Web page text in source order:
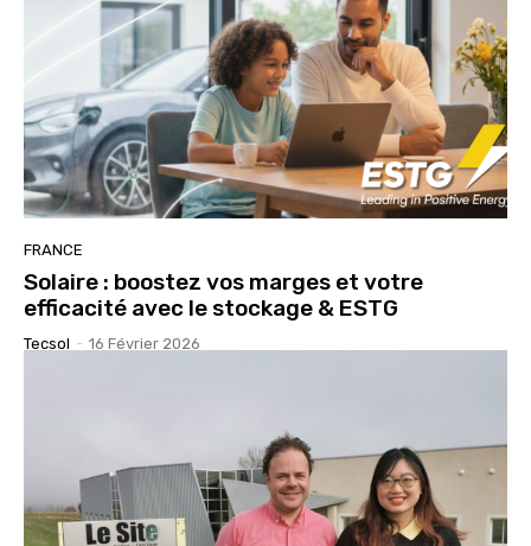
FRANCE
Solaire : boostez vos marges et votre
efficacité avec le stockage & ESTG
Tecsol - 16 Février 2026